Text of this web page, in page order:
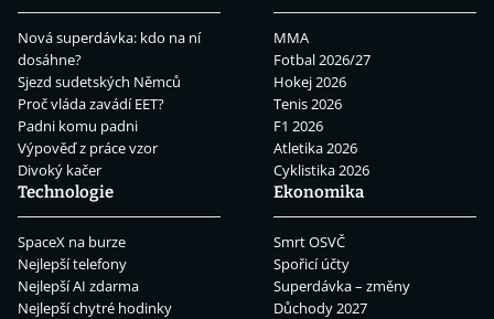
Nová superdávka: kdo na ní
dosáhne?
Sjezd sudetských Němců
Proč vláda zavádí EET?
Padni komu padni
Výpověď z práce vzor
Divoký kačer
MMA
Fotbal 2026/27
Hokej 2026
Tenis 2026
F1 2026
Atletika 2026
Cyklistika 2026
Technologie
SpaceX na burze
Nejlepší telefony
Nejlepší AI zdarma
Nejlepší chytré hodinky
Ekonomika
Smrt OSVČ
Spořicí účty
Superdávka – změny
Důchody 2027